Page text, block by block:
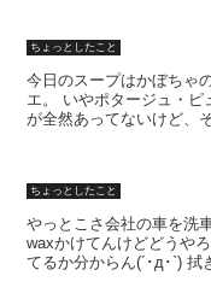
ちょっとしたこと
今日のスープはかぼちゃ
エ。 いやポタージュ・ピ
が全然あってないけど、
ちょっとしたこと
やっとこさ会社の車を洗
waxかけてんけどどうや
てるか分からん(´･д･`) 拭